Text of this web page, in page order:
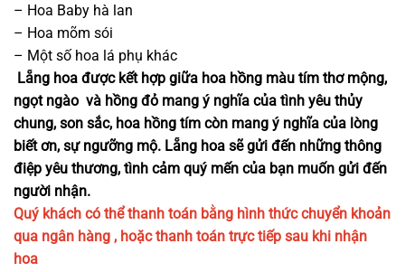
– Hoa Baby hà lan
– Hoa mõm sói
– Một số hoa lá phụ khác
Lẵng hoa được kết hợp giữa hoa hồng màu tím thơ mộng,
ngọt ngào và hồng đỏ mang ý nghĩa của tình yêu thủy
chung, son sắc, hoa hồng tím còn mang ý nghĩa của lòng
biết ơn, sự ngưỡng mộ. Lẵng hoa sẽ gửi đến những thông
điệp yêu thương, tình cảm quý mến của bạn muốn gửi đến
người nhận.
Quý khách có thể thanh toán bằng hình thức chuyển khoản
qua ngân hàng , hoặc thanh toán trực tiếp sau khi nhận
hoa